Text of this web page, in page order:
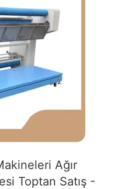
Ağır
Toptan Satış -